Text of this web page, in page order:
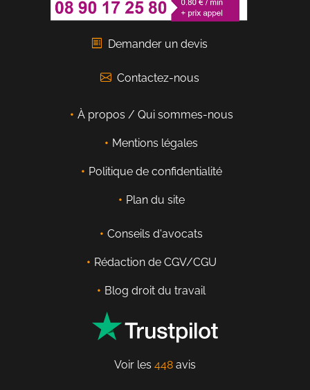
Demander un devis
Contactez-nous
À propos / Qui sommes-nous
Mentions légales
Politique de confidentialité
Plan du site
Conseils d'avocats
Rédaction de CGV/CGU
Blog droit du travail
Voir les 448 avis